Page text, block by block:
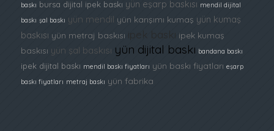
baskı bursa dijital ipek baskı yün eşarp baskısı mendil dijital
baskı şal baskı yün mendil yün karışımı kumaş yün kumaş
baskısı yün metraj baskısı
ipek kumaş
baskısı yün şal baskısı yün dijital baskı bandana baskı
ipek dijital baskı mendil baskı fiyatları yün baskı fiyatları eşarp
baskı fiyatları metraj baskı yün fabrika